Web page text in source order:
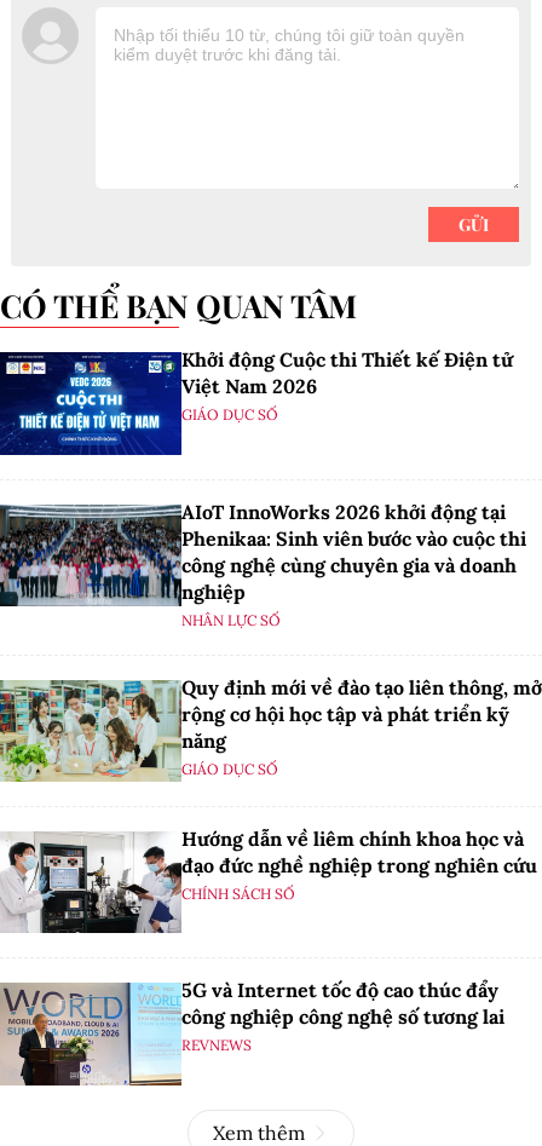
CÓ THỂ BẠN QUAN TÂM
Khởi động Cuộc thi Thiết kế Điện tử
Việt Nam 2026
GIÁO DỤC SỐ
AIoT InnoWorks 2026 khởi động tại
Phenikaa: Sinh viên bước vào cuộc thi
công nghệ cùng chuyên gia và doanh
nghiệp
NHÂN LỰC SỐ
Quy định mới về đào tạo liên thông, mở
rộng cơ hội học tập và phát triển kỹ
năng
GIÁO DỤC SỐ
Hướng dẫn về liêm chính khoa học và
đạo đức nghề nghiệp trong nghiên cứu
CHÍNH SÁCH SỐ
5G và Internet tốc độ cao thúc đẩy
công nghiệp công nghệ số tương lai
REVNEWS
Xem thêm